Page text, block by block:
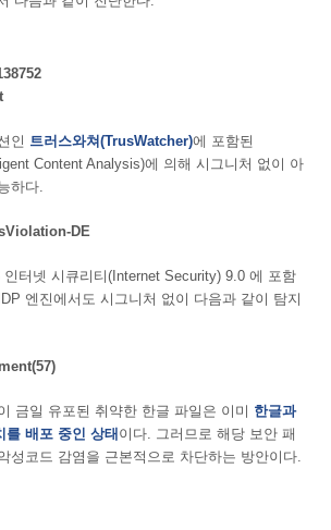
인 트러스와쳐(TrusWatcher)에 포함된
Content Analysis)에 의해 시그니처 없이 아
하다.
DE
터넷 시큐리티(Internet Security) 9.0 에 포함
엔진에서도 시그니처 없이 다음과 같이 탐지
금일 유포된 취약한 한글 파일은 이미 한글과
를 배포 중인 상태 이다. 그러므로 해당 보안 패
성코드 감염을 근본적으로 차단하는 방안이다.